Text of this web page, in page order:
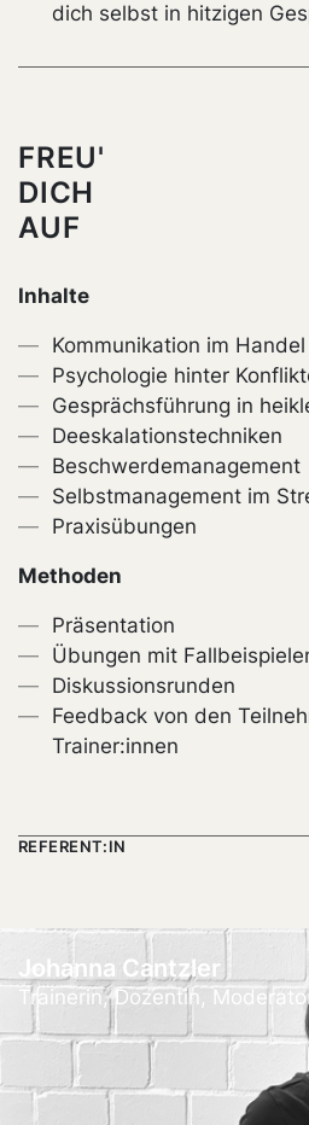
dich selbst in hitzigen
FREU'
DICH
AUF
Inhalte
Kommunikation im Handel
Psychologie hinter
Gesprächsführung in
Deeskalationstechniken
Beschwerdemanagement
Selbstmanagement im
Praxisübungen
Methoden
Präsentation
Übungen mit
Diskussionsrunden
Feedback von den
Trainer:innen
REFERENT:IN
Johanna Cantzler
Trainerin, Dozentin,